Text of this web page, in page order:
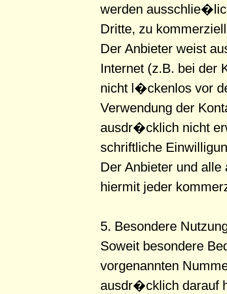
werden
Dritte, zu
Der Anbieter weist
Internet (z.B. bei der
nicht l�ckenlos vor
Verwendung der
ausdr�cklich nicht
schriftliche
Der Anbieter und
hiermit jeder
5. Besondere
Soweit besondere
vorgenannten
ausdr�cklich darauf